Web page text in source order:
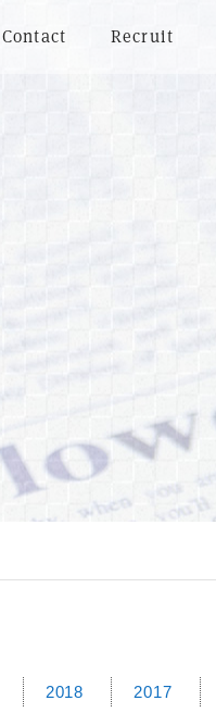
Contact Recruit
2018 2017